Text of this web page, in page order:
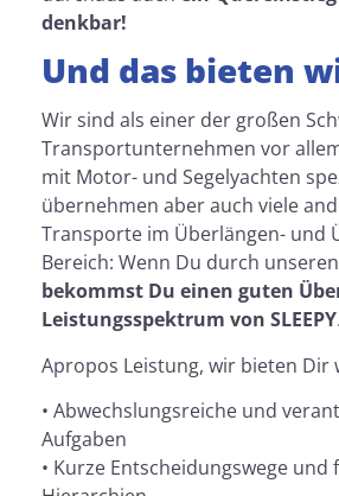
denkbar!
Und das bieten
Wir sind als einer der großen
Transportunternehmen vor
mit Motor- und Segelyachten
übernehmen aber auch viele
Transporte im Überlängen- und
Bereich: Wenn Du durch
bekommst Du einen guten
Leistungsspektrum von SLEEPY.
Apropos Leistung, wir bieten Dir
• Abwechslungsreiche und
Aufgaben
• Kurze Entscheidungswege und